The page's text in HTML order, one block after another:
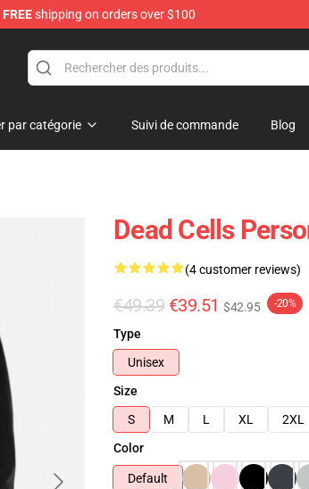
FREEshipping on orders over $100
par catégorie Suivi de commande Blog
Dead Cells
(4 customer reviews)
€49.39 €39.51 $42.95 -20%
Type
Unisex
Size
S
M L XL 2XL
Color
Default